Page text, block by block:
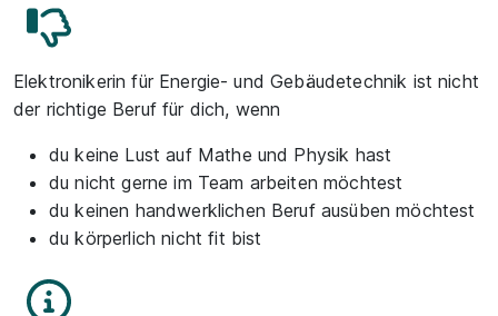
Elektronikerin für Energie- und Gebäudetechnik ist nicht
der richtige Beruf für dich, wenn
du keine Lust auf Mathe und Physik hast
du nicht gerne im Team arbeiten möchtest
du keinen handwerklichen Beruf ausüben möchtest
du körperlich nicht fit bist